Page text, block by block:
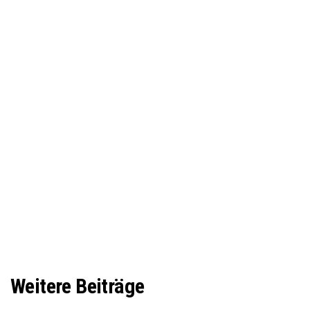
Weitere Beiträge